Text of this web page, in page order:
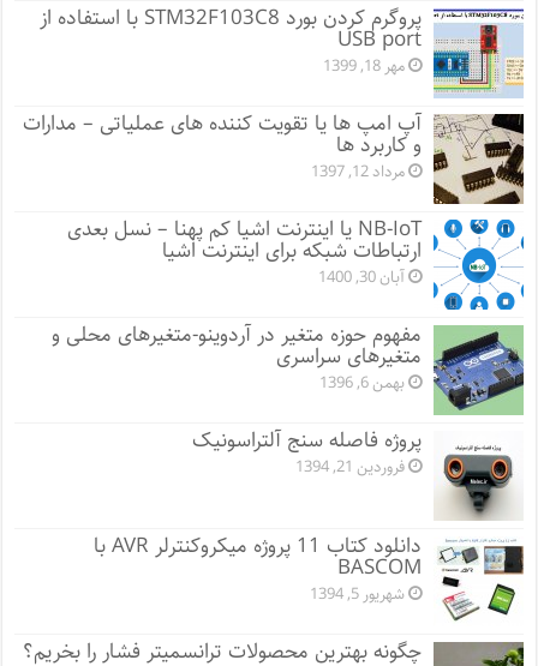
پروگرم کردن بورد STM32F103C8 با استفاده از
USB port
مهر 18, 1399
آپ امپ ها یا تقویت کننده های عملیاتی – مدارات
و کاربرد ها
مرداد 12, 1397
NB-IoT یا اینترنت اشیا کم پهنا – نسل بعدی
ارتباطات شبکه برای اینترنت اشیا
آبان 30, 1400
مفهوم حوزه متغیر در آردوینو-متغیرهای محلی و
متغیرهای سراسری
بهمن 6, 1396
پروژه فاصله سنج آلتراسونیک
فروردین 21, 1394
دانلود کتاب 11 پروژه میکروکنترلر AVR با
BASCOM
شهریور 5, 1394
چگونه بهترین محصولات ترانسمیتر فشار را بخریم؟